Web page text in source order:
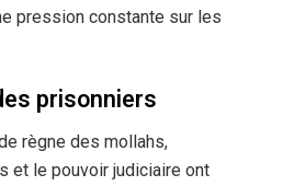
pression constante sur les
prisonniers
règne des mollahs,
et le pouvoir judiciaire ont